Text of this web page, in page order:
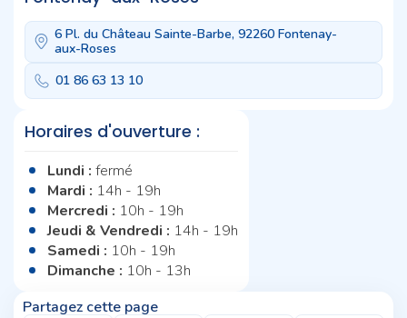
6 Pl. du Château Sainte-Barbe, 92260 Fontenay-
aux-Roses
01 86 63 13 10
Horaires d'ouverture :
Lundi : fermé
Mardi : 14h - 19h
Mercredi : 10h - 19h
Jeudi & Vendredi : 14h - 19h
Samedi : 10h - 19h
Dimanche : 10h - 13h
Partagez cette page